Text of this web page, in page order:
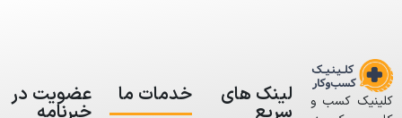
کلینیک کسب و
لینک های
سریع
خدمات ما عضویت در
خبرنامه